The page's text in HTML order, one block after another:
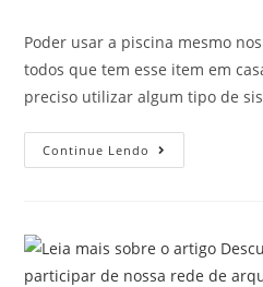
Poder usar a piscina mesmo
todos que tem esse item em
preciso utilizar algum tipo de
Continue Lendo